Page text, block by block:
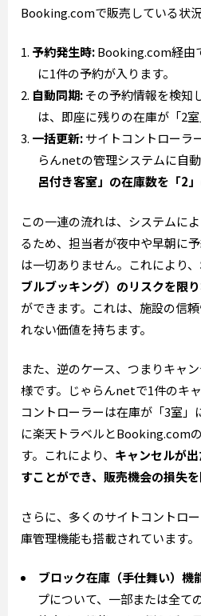
Booking.comで販売している状況
予約発生時:Booking.com経由
に1件の予約が入ります。
自動同期:その予約情報を検知
は、即座に残りの在庫が「2
一括更新:サイトコントローラ
らんnetの管理システムに自動
呂付き客室」の在庫数を「2
この一連の流れは、システムに
るため、担当者が夜中や早朝に
は一切ありません。これにより、
ブルブッキング）のリスクを限
ができます。これは、施設の信
れない価値を持ちます。
また、逆のケース、つまりキャ
様です。じゃらんnetで1件のキ
コントローラーは在庫が「3室」
に楽天トラベルとBooking.com
す。これにより、 キャンセルが
すことができ、販売機会の損失
さらに、多くのサイトコントロ
庫管理機能も搭載されています。
ブロック在庫（手仕舞い）機
プについて、一部または全て